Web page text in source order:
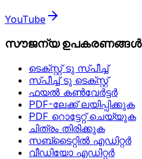
YouTube
സൗജന്യ ഉപകരണങ്ങൾ
ടെക്സ്റ്റ് ടു സ്പീച്ച്
സ്പീച്ച് ടു ടെക്സ്റ്റ്
ഫയൽ കൺവേർട്ടർ
PDF-ലേക്ക് ലയിപ്പിക്കുക
PDF റൊട്ടേറ്റ് ചെയ്യുക
ചിത്രം തിരിക്കുക
സബ്ടൈറ്റിൽ എഡിറ്റർ
വീഡിയോ എഡിറ്റർ